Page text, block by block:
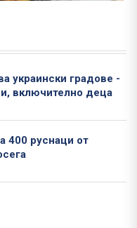
украински градове -
включително деца
400 руснаци от